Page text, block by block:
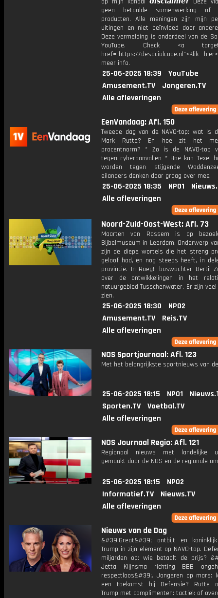
geen betaalde samenwerking of
producten. Alle meningen zijn mijn
uitingen en niet beïnvloed door
Deze vermelding is onderdeel van de
YouTube. Check <a
href="https://desocialcode.nl">Klik
meer info.
25-06-2025 18:39
YouTube
Amusement.TV
Jongeren.TV
Alle afleveringen
EenVandaag: Afl. 150
Tweede dag van de NAVO-top: wat is
Mark Rutte? En hoe zit het
procentnorm? * Zo is de NAVO-top
tegen cyberaanvallen * Hoe kan Texel
worden tegen stijgende
eilanders denken daar graag over mee
25-06-2025 18:35 NPO1
Alle afleveringen
Noord-Zuid-Oost-West: Afl. 73
Maarten van Rossem is op
Bijbelmuseum in Leerdam. Onderwerp
zijn de diepe wortels die het streng
geloof had, en nog steeds heeft, in
provincie. In Roeg!: boswachter Bertil
over de ontwikkelingen in het
natuurgebied Tusschenwater. Er zijn
zien.
25-06-2025 18:30
NPO2
Amusement.TV
Reis.TV
Alle afleveringen
NOS Sportjournaal: Afl. 123
Met het belangrijkste sportnieuws van
25-06-2025 18:15 NPO1
Sporten.TV
Voetbal.TV
Alle afleveringen
NOS Journaal Regio: Afl. 121
Regionaal nieuws met landelijke
gemaakt door de NOS en de regionale
25-06-2025 18:15
NPO2
Informatief.TV
Nieuws.TV
Alle afleveringen
Nieuws van de Dag
&#39;Great&#39; ontbijt en
Trump in zijn element op NAVO-top.
miljarden op: wie betaalt de prijs?
Jetta Klijnsma richting BBB
respectloos&#39;. Jongeren op mars:
een toekomst bij Defensie? Rutte
Trump met complimenten: tactiek of